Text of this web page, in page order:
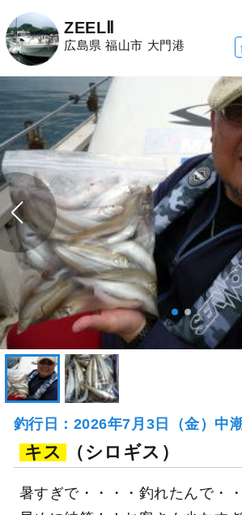
釣行日：2026年7月7日（火）小
キス （シロギス）
いつもの場所だめ・・・・（汗
の・・・ちょっと釣り方にクセ
スターすると（爆）
続きを表示
釣行当日の気象情
ZEELⅡ